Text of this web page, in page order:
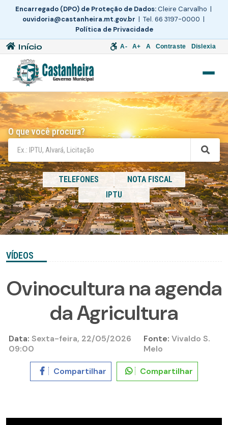
Encarregado (DPO) de Proteção de Dados:Cleire Carvalho |
ouvidoria@castanheira.mt.gov.br | Tel. 66 3197-0000 |
Política de Privacidade
Início A- A+ A Contraste Dislexia
O que você procura?
TELEFONES
NOTA FISCAL
IPTU
VÍDEOS
Ovinocultura na agenda
da Agricultura
Data: Sexta-feira, 22/05/2026
09:00
Fonte: Vivaldo S.
Melo
Compartilhar Compartilhar